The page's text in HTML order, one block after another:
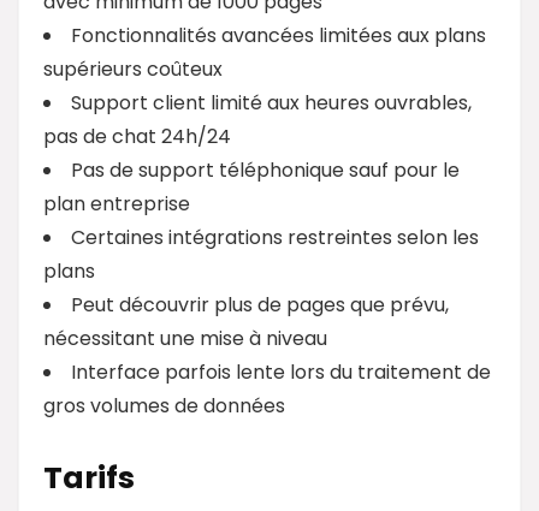
Fonctionnalités avancées limitées aux plans
supérieurs coûteux
Support client limité aux heures ouvrables,
pas de chat 24h/24
Pas de support téléphonique sauf pour le
plan entreprise
Certaines intégrations restreintes selon les
plans
Peut découvrir plus de pages que prévu,
nécessitant une mise à niveau
Interface parfois lente lors du traitement de
gros volumes de données
Tarifs